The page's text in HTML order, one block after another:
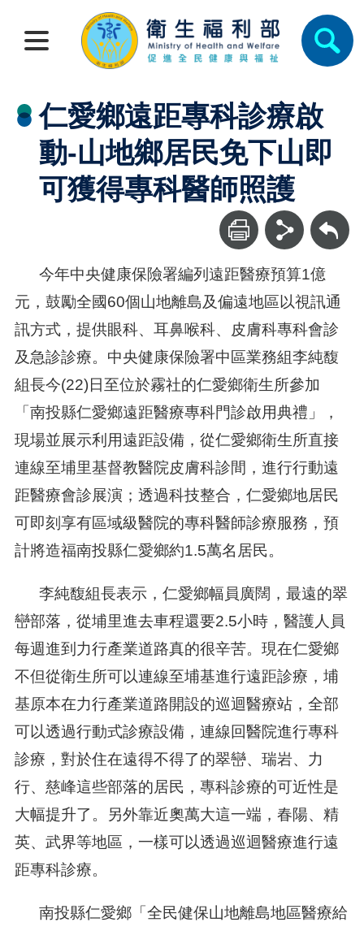
仁愛鄉遠距專科診療啟
動-山地鄉居民免下山即
可獲得專科醫師照護
回上一頁
今年中央健康保險署編列遠距醫療預算1億
元，鼓勵全國60個山地離島及偏遠地區以視訊通
訊方式，提供眼科、耳鼻喉科、皮膚科專科會診
及急診診療。中央健康保險署中區業務組李純馥
組長今(22)日至位於霧社的仁愛鄉衛生所參加
「南投縣仁愛鄉遠距醫療專科門診啟用典禮」，
現場並展示利用遠距設備，從仁愛鄉衛生所直接
連線至埔里基督教醫院皮膚科診間，進行行動遠
距醫療會診展演；透過科技整合，仁愛鄉地居民
可即刻享有區域級醫院的專科醫師診療服務，預
計將造福南投縣仁愛鄉約1.5萬名居民。
李純馥組長表示，仁愛鄉幅員廣闊，最遠的翠
巒部落，從埔里進去車程還要2.5小時，醫護人員
每週進到力行產業道路真的很辛苦。現在仁愛鄉
不但從衛生所可以連線至埔基進行遠距診療，埔
基原本在力行產業道路開設的巡迴醫療站，全部
可以透過行動式診療設備，連線回醫院進行專科
診療，對於住在遠得不得了的翠巒、瑞岩、力
行、慈峰這些部落的居民，專科診療的可近性是
大幅提升了。另外靠近奧萬大這一端，春陽、精
英、武界等地區，一樣可以透過巡迴醫療進行遠
距專科診療。
南投縣仁愛鄉「全民健保山地離島地區醫療給